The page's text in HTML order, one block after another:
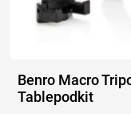
Benro Macro
Tablepodkit